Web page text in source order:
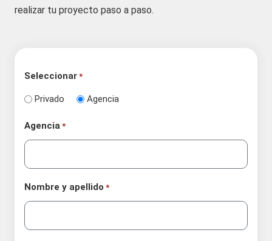
realizar tu proyecto paso a paso.
Seleccionar *
Privado Agencia
Agencia *
Nombre y apellido *